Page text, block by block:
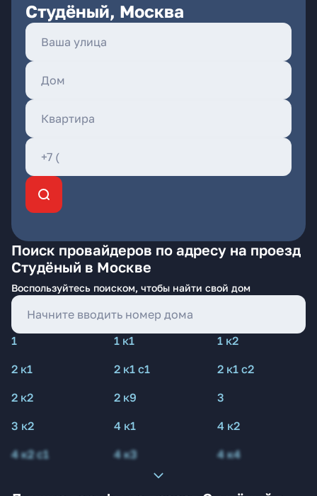
Студёный, Москва
Поиск провайдеров по адресу на проезд
Студёный в Москве
Воспользуйтесь поиском, чтобы найти свой дом
1 1 к1
1 к2
2 к1
2 к1 с1
2 к1 с2
2 к2
2 к9
3
3 к2
4 к1
4 к2
4 к2 с1
4 к3 4 к4